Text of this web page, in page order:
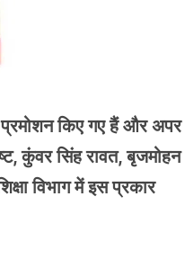
प्रमोशन किए गए हैं और अपर
कुंवर सिंह रावत, बृजमोहन
विभाग में इस प्रकार